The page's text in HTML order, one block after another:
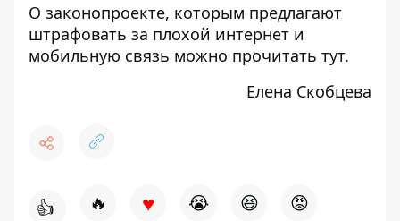
О законопроекте, которым предлагают
штрафовать за плохой интернет и
мобильную связь можно прочитать тут.
Елена Скобцева
👍 🔥 ♥ 😭 😆 😡